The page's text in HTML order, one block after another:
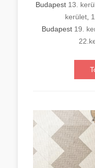
Budapest 13.
kerület,
Budapest 19.